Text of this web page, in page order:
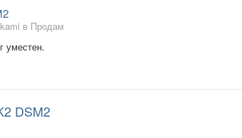
в Продам
уместен.
DSM2